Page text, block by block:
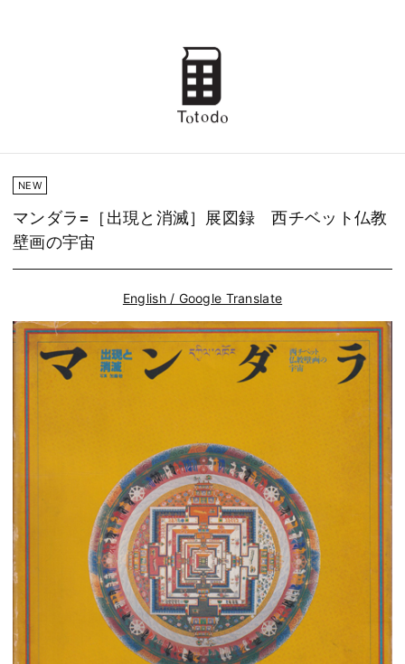
NEW
マンダラ=［出現と消滅］展図録 西チベット仏教
壁画の宇宙
English / Google Translate